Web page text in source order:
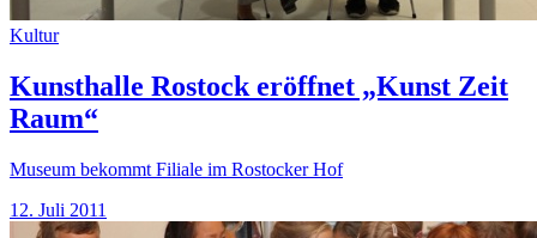
Kultur
Kunsthalle Rostock eröffnet „Kunst Zeit
Raum“
Museum bekommt Filiale im Rostocker Hof
12. Juli 2011